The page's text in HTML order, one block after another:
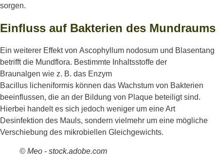
sorgen.
Einfluss auf Bakterien des Mundraums
Ein weiterer Effekt von Ascophyllum nodosum und Blasentang
betrifft die Mundflora. Bestimmte Inhaltsstoffe der
Braunalgen wie z. B. das Enzym
Bacillus licheniformis können das Wachstum von Bakterien
beeinflussen, die an der Bildung von Plaque beteiligt sind.
Hierbei handelt es sich jedoch weniger um eine Art
Desinfektion des Mauls, sondern vielmehr um eine mögliche
Verschiebung des mikrobiellen Gleichgewichts.
© Meo - stock.adobe.com